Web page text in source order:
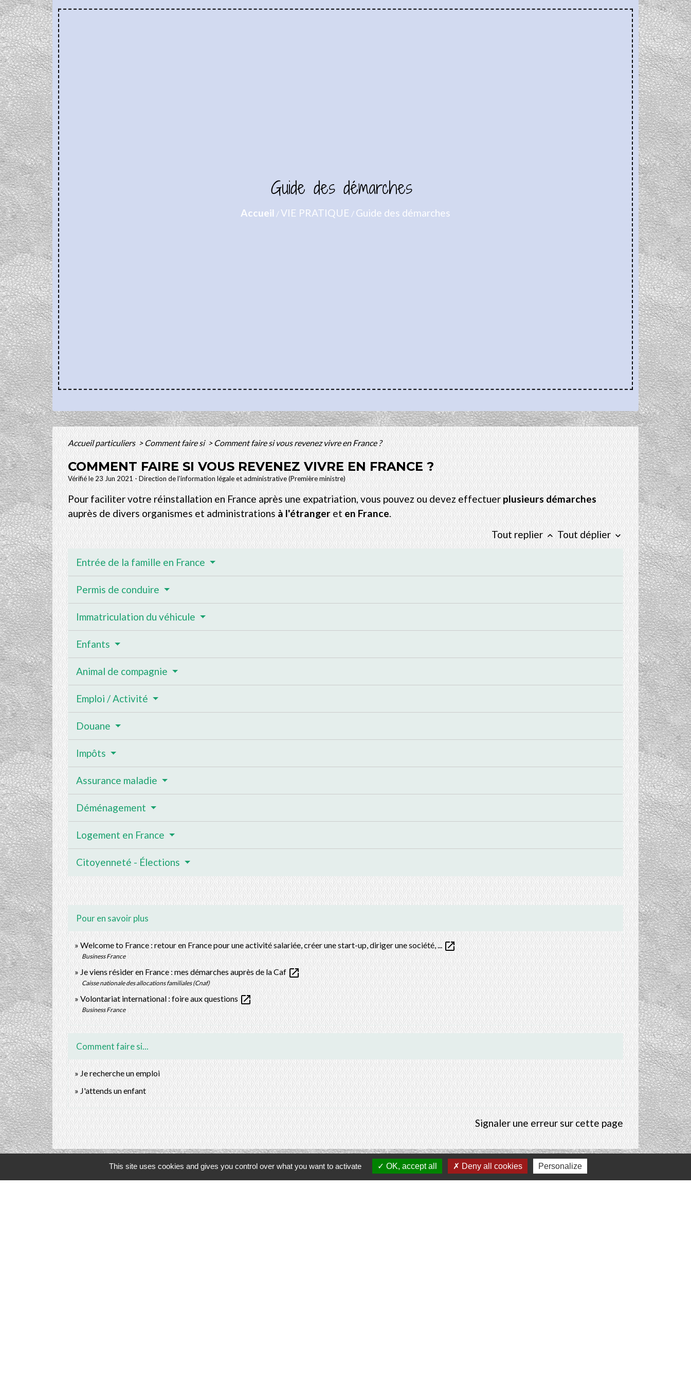
Guide des démarches
Accueil /VIE PRATIQUE / Guide des démarches
Accueil particuliers> Comment faire si> Comment faire si vous revenez vivre en France ?
COMMENT FAIRE SI VOUS REVENEZ VIVRE EN FRANCE ?
Vérifié le 23 Jun 2021 - Direction de l'information légale et administrative (Première ministre)
Pour faciliter votre réinstallation en France après une expatriation, vous pouvez ou devez effectuerplusieurs démarches
auprès de divers organismes et administrationsà l'étrangereten France.
Tout replier keyboard_arrow_up Tout déplier keyboard_arrow_down
Entrée de la famille en France
Permis de conduire
Immatriculation du véhicule
Enfants
Animal de compagnie
Emploi / Activité
Douane
Impôts
Assurance maladie
Déménagement
Logement en France
Citoyenneté - Élections
Pour en savoir plus
Welcome to France : retour en France pour une activité salariée, créer une start-up, diriger une société, ... open_in_new
Business France
Je viens résider en France : mes démarches auprès de la Caf open_in_new
Caisse nationale des allocations familiales (Cnaf)
Volontariat international : foire aux questionsopen_in_new
Business France
Comment faire si...
Je recherche un emploi
J'attends un enfant
Signaler une erreur sur cette page
Contacts
This site uses cookies and gives you control over what you want to activate OK, accept all Deny all cookies Personalize